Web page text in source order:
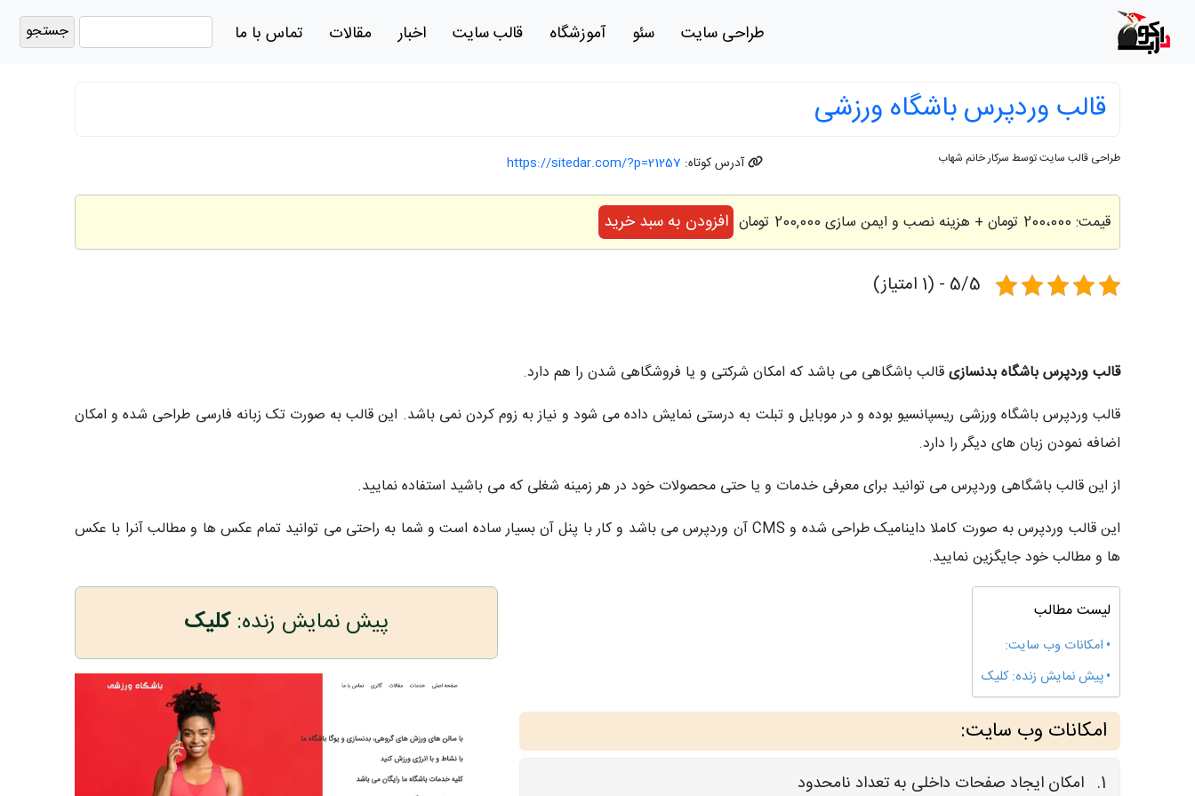
طراحی سایت سئو آموزشگاه قالب سایت اخبار مقالات تماس با ما
قالب وردپرس باشگاه ورزشی
طراحی قالب سایت توسط سرکار خانم شهاب آدرس کوتاه: https://sitedar.com/?p=21257
قیمت: 200،000 تومان + هزینه نصب و ایمن سازی 200,000 تومان افزودن به سبد خرید
5/5 - (1 امتیاز)
قالب وردپرس باشگاه بدنسازیقالب باشگاهی می باشد که امکان شرکتی و یا فروشگاهی شدن را هم دارد.
قالب وردپرس باشگاه ورزشی ریسپانسیو بوده و در موبایل و تبلت به درستی نمایش داده می شود و نیاز به زوم کردن نمی باشد. این قالب به صورت تک زبانه فارسی طراحی شده و امکان
اضافه نمودن زبان های دیگر را دارد.
از این قالب باشگاهی وردپرس می توانید برای معرفی خدمات و یا حتی محصولات خود در هر زمینه شغلی که می باشید استفاده نمایید.
این قالب وردپرس به صورت کاملا داینامیک طراحی شده و CMS آن وردپرس می باشد و کار با پنل آن بسیار ساده است و شما به راحتی می توانید تمام عکس ها و مطالب آنرا با عکس
ها و مطالب خود جایگزین نمایید.
لیست مطالب
امکانات وب سایت:
پیش نمایش زنده: کلیک
امکانات وب سایت:
امکان ایجاد صفحات داخلی به تعداد نامحدود
پیش نمایش زنده:کلیک